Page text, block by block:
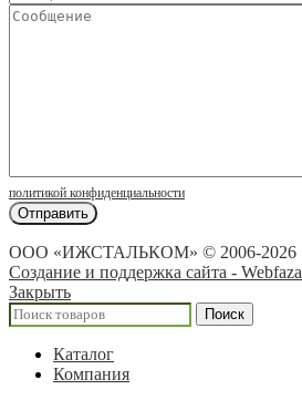
политикой конфиденциальности
ООО «ИЖСТАЛЬКОМ» © 2006-2026
Создание и поддержка сайта - Webfaza
Закрыть
Поиск
Каталог
Компания